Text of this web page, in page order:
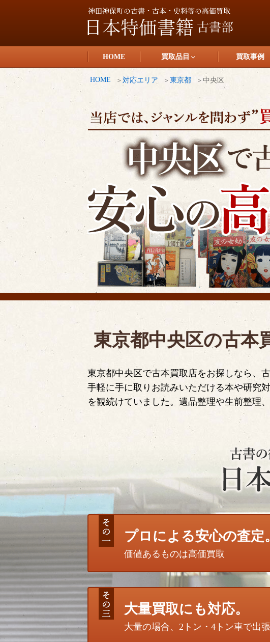
日本特価書籍
HOME 買取品目 買取事例
HOME 対応エリア 東京都 中央区
東京都中央区の古本
東京都中央区で古本買取店をお探しなら、
手軽に手に取りお読みいただける本や研究
を観続けていました。遺品整理や生前整理
プロによる安心の査定。
価値あるものは高価買取
大量買取にも対応。
大量の場合、2トン・4トン車で出